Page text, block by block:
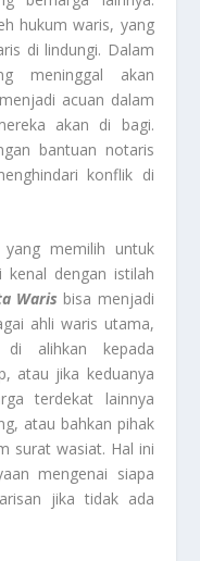
hukum waris, yang
di lindungi. Dalam
meninggal akan
acuan dalam
akan di bagi.
bantuan notaris
konflik di
memilih untuk
dengan istilah
Waris bisa menjadi
ahli waris utama,
alihkan kepada
atau jika keduanya
terdekat lainnya
atau bahkan pihak
surat wasiat. Hal ini
mengenai siapa
jika tidak ada